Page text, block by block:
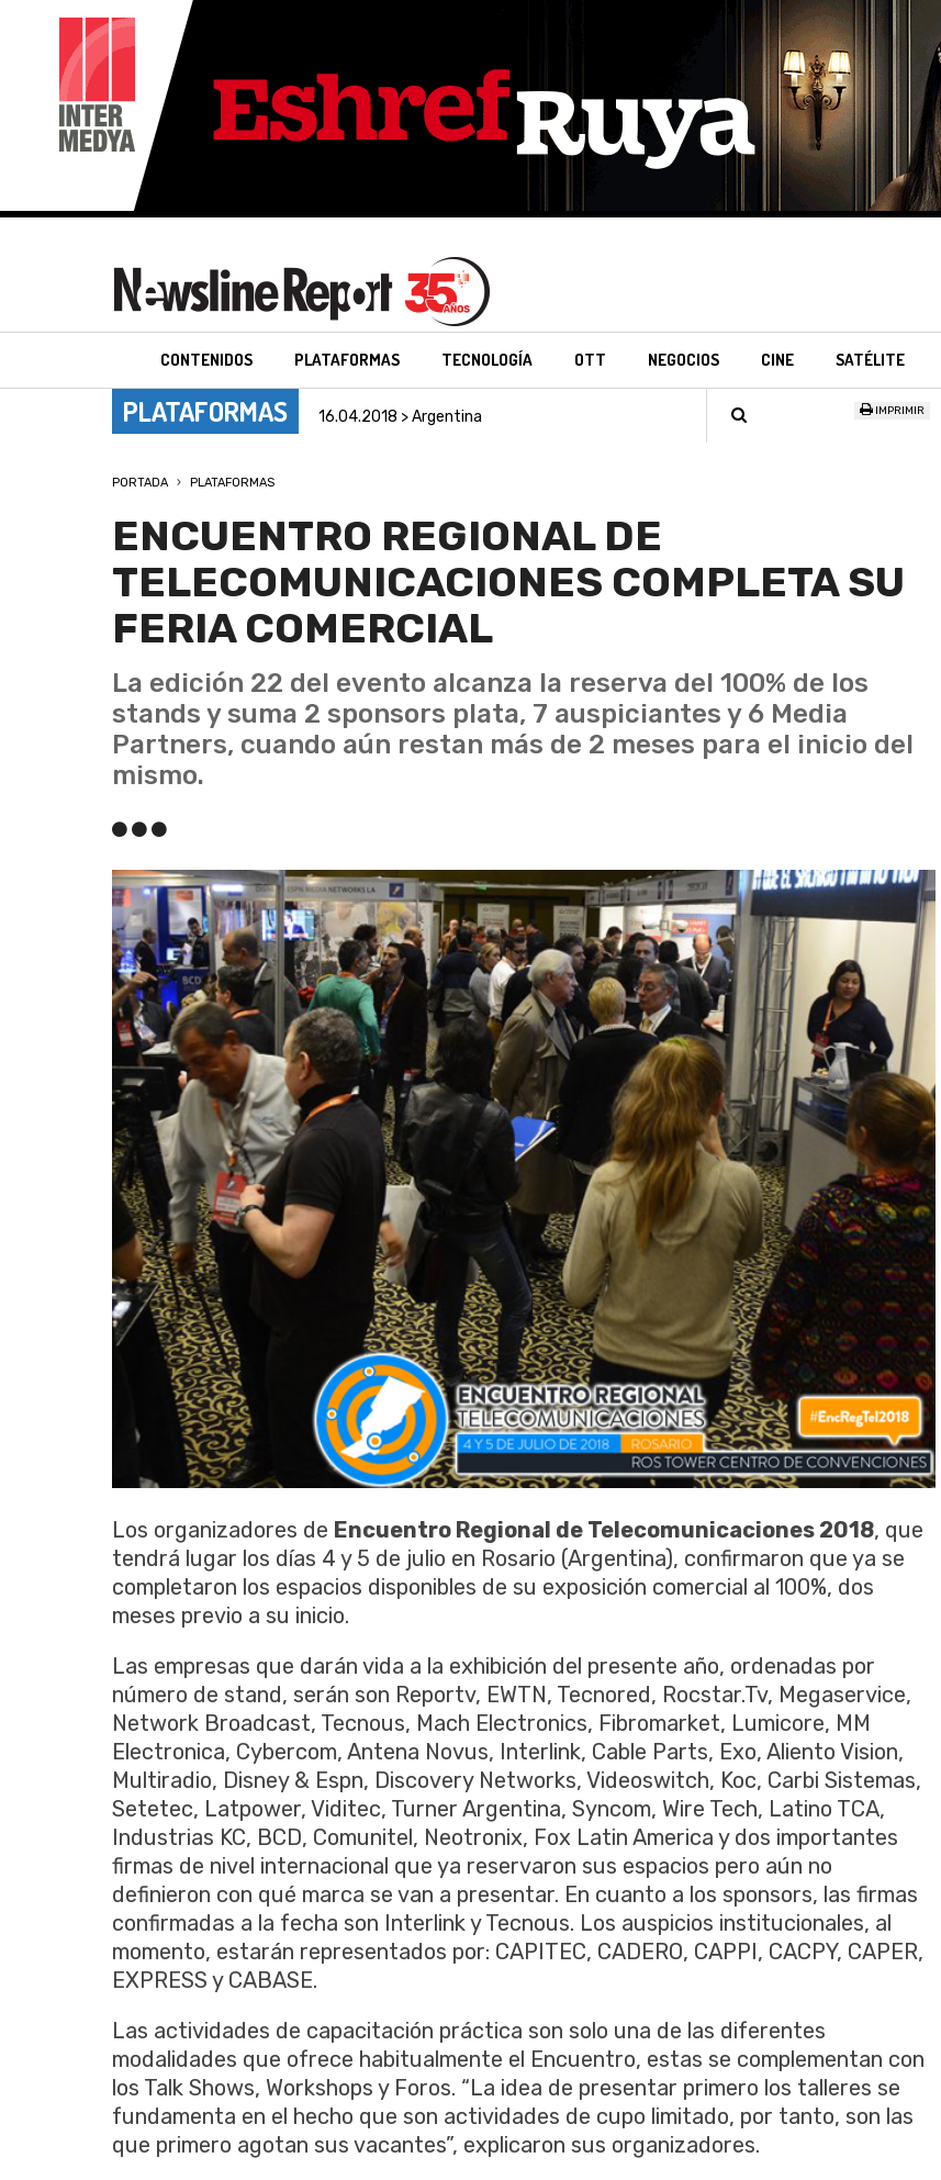
CONTENIDOS PLATAFORMAS TECNOLOGÍA OTT NEGOCIOS CINE SATÉLITE
PLATAFORMAS 16.04.2018 > Argentina IMPRIMIR
PORTADA PLATAFORMAS
ENCUENTRO REGIONAL DE
TELECOMUNICACIONES COMPLETA SU
FERIA COMERCIAL
La edición 22 del evento alcanza la reserva del 100% de los
stands y suma 2 sponsors plata, 7 auspiciantes y 6 Media
Partners, cuando aún restan más de 2 meses para el inicio del
mismo.
Los organizadores de Encuentro Regional de Telecomunicaciones 2018, que
tendrá lugar los días 4 y 5 de julio en Rosario (Argentina), confirmaron que ya se
completaron los espacios disponibles de su exposición comercial al 100%, dos
meses previo a su inicio.
Las empresas que darán vida a la exhibición del presente año, ordenadas por
número de stand, serán son Reportv, EWTN, Tecnored, Rocstar.Tv, Megaservice,
Network Broadcast, Tecnous, Mach Electronics, Fibromarket, Lumicore, MM
Electronica, Cybercom, Antena Novus, Interlink, Cable Parts, Exo, Aliento Vision,
Multiradio, Disney & Espn, Discovery Networks, Videoswitch, Koc, Carbi Sistemas,
Setetec, Latpower, Viditec, Turner Argentina, Syncom, Wire Tech, Latino TCA,
Industrias KC, BCD, Comunitel, Neotronix, Fox Latin America y dos importantes
firmas de nivel internacional que ya reservaron sus espacios pero aún no
definieron con qué marca se van a presentar. En cuanto a los sponsors, las firmas
confirmadas a la fecha son Interlink y Tecnous. Los auspicios institucionales, al
momento, estarán representados por: CAPITEC, CADERO, CAPPI, CACPY, CAPER,
EXPRESS y CABASE.
Las actividades de capacitación práctica son solo una de las diferentes
modalidades que ofrece habitualmente el Encuentro, estas se complementan con
los Talk Shows, Workshops y Foros. “La idea de presentar primero los talleres se
fundamenta en el hecho que son actividades de cupo limitado, por tanto, son las
que primero agotan sus vacantes”, explicaron sus organizadores.